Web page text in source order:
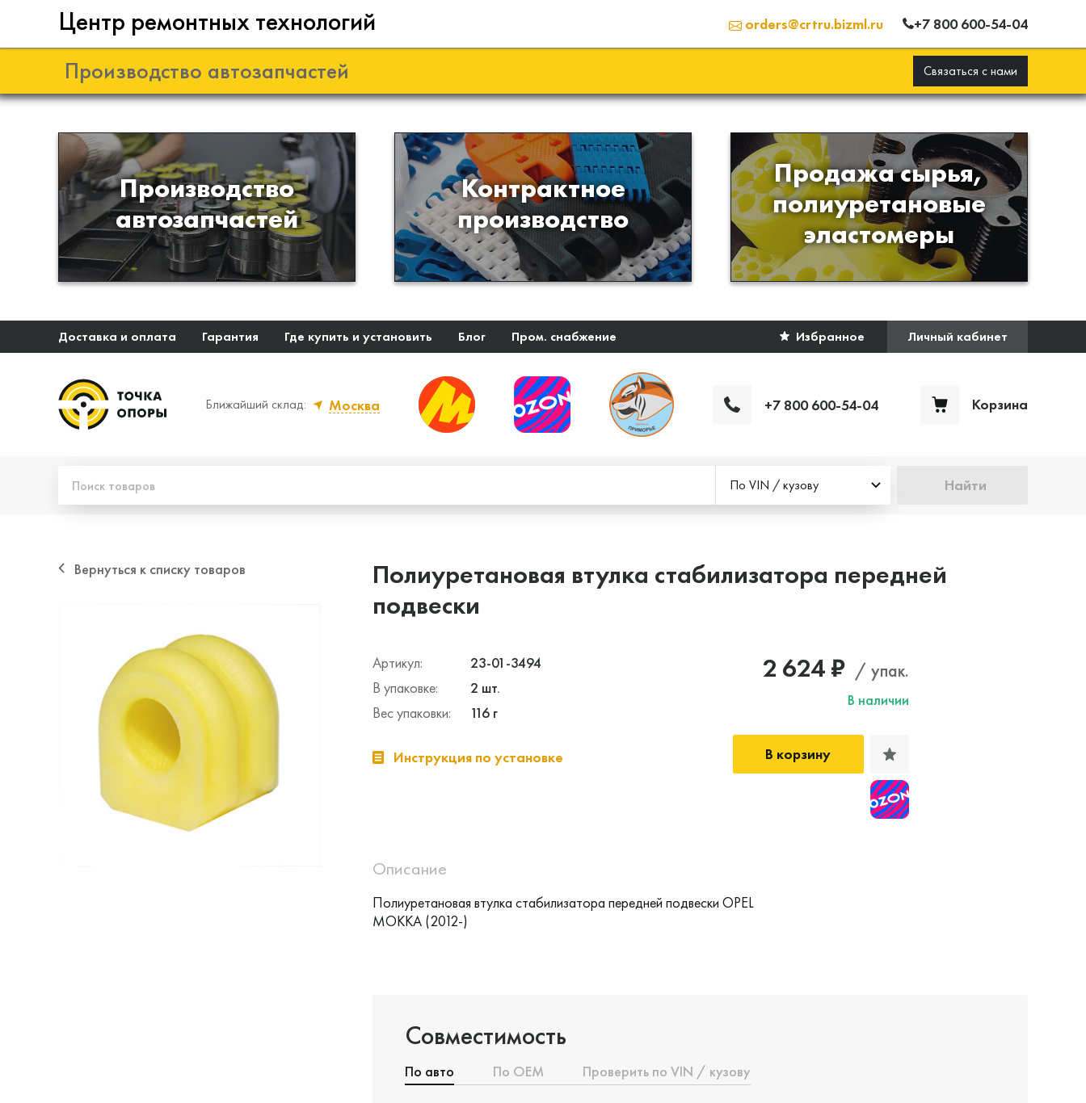
Центр ремонтных технологий orders@crtru.bizml.ru +7 800 600-54-04
Производство автозапчастей Связаться с нами
Производство
автозапчастей
Разработка и
производство деталей из
эластомеров для подвески
автомобиля
Контрактное
производство
Производство изделий из
пластиков и полимеров по
образцам либо чертежам
заказчика
Продажа сырья,
полиуретановые
эластомеры
Продажа сырья для
производства изделий из
полиуретана
Доставка и оплата Гарантия Где купить и установить Блог Пром. снабжение Избранное Личный кабинет
Ближайший склад:
Москва
+7 800 600-54-04 Корзина
По VIN / кузову Найти
Вернуться к списку товаров
Полиуретановая втулка стабилизатора передней
подвески
Артикул:
23-01-3494
В упаковке:
2 шт.
Вес упаковки:
116 г
Инструкция по установке
2 624 ₽ / упак.
В наличии
В корзину
Описание
Полиуретановая втулка стабилизатора передней подвески OPEL
MOKKA (2012-)
Совместимость
По авто По ОЕМ Проверить по VIN / кузову